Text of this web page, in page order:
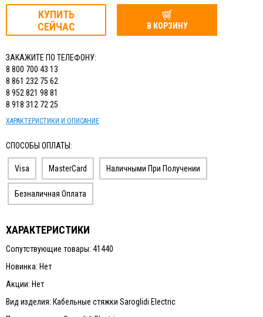
КУПИТЬ
СЕЙЧАС
В КОРЗИНУ
ЗАКАЖИТЕ ПО ТЕЛЕФОНУ:
8 800 700 43 13
8 861 232 75 62
8 952 821 98 81
8 918 312 72 25
ХАРАКТЕРИСТИКИ И ОПИСАНИЕ
СПОСОБЫ ОПЛАТЫ:
Visa MasterCard Наличными При Получении
Безналичная Оплата
ХАРАКТЕРИСТИКИ
Сопутствующие товары: 41440
Новинка: Нет
Акции: Нет
Вид изделия: Кабельные стяжки Saroglidi Electric